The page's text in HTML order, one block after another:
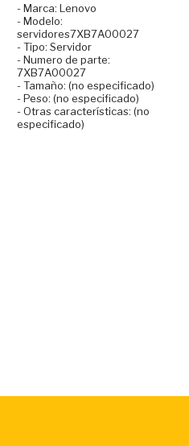
- Marca: Lenovo
- Modelo:
servidores7XB7A00027
- Tipo: Servidor
- Numero de parte:
7XB7A00027
- Tamaño: (no especificado)
- Peso: (no especificado)
- Otras características: (no
especificado)